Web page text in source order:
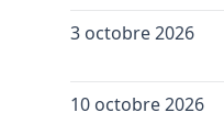
+
3 octobre 2026
+
10 octobre 2026